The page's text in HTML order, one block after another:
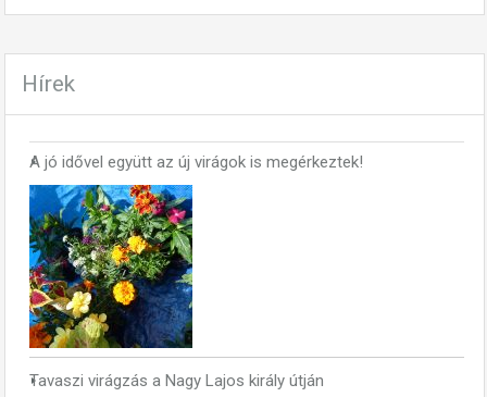
Hírek
A jó idővel együtt az új virágok is megérkeztek!
Tavaszi virágzás a Nagy Lajos király útján